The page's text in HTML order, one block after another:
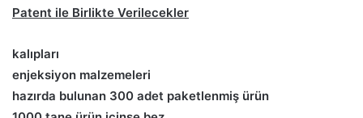
Patent ile Birlikte Verilecekler
kalıpları
enjeksiyon malzemeleri
hazırda bulunan 300 adet paketlenmiş ürün